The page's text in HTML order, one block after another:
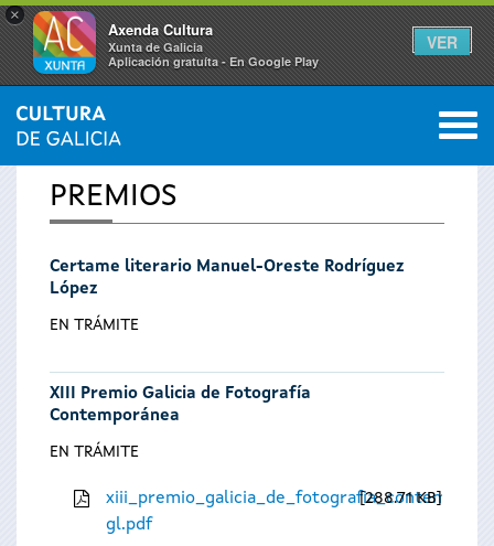
×
Axenda Cultura
Xunta de Galicia
Aplicación gratuíta - En Google Play
VER
Vostede
está
aquí
INICIO 0
PREMIOS
Certame literario Manuel-Oreste Rodríguez
López
EN TRÁMITE
XIII Premio Galicia de Fotografía
Contemporánea
EN TRÁMITE
gl.pdf
288.71 KB